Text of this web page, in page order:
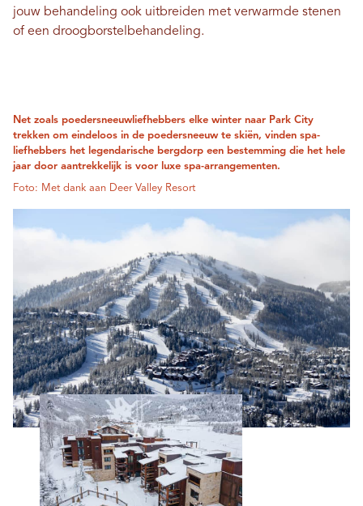
jouw behandeling ook uitbreiden met verwarmde stenen
of een droogborstelbehandeling.
Net zoals poedersneeuwliefhebbers elke winter naar Park City
trekken om eindeloos in de poedersneeuw te skiën, vinden spa-
liefhebbers het legendarische bergdorp een bestemming die het hele
jaar door aantrekkelijk is voor luxe spa-arrangementen.
Foto: Met dank aan Deer Valley Resort